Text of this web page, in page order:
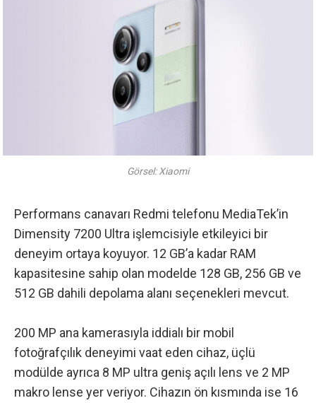
Görsel: Xiaomi
Performans canavarı Redmi telefonu MediaTek’in
Dimensity 7200 Ultra işlemcisiyle etkileyici bir
deneyim ortaya koyuyor. 12 GB’a kadar RAM
kapasitesine sahip olan modelde 128 GB, 256 GB ve
512 GB dahili depolama alanı seçenekleri mevcut.
200 MP ana kamerasıyla iddialı bir mobil
fotoğrafçılık deneyimi vaat eden cihaz, üçlü
modülde ayrıca 8 MP ultra geniş açılı lens ve 2 MP
makro lense yer veriyor. Cihazın ön kısmında ise 16